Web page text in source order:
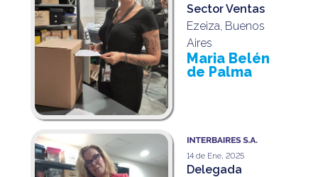
Sector Ventas
Ezeiza, Buenos
Aires
Maria Belén
de Palma
14 de Ene, 2025
Delegada